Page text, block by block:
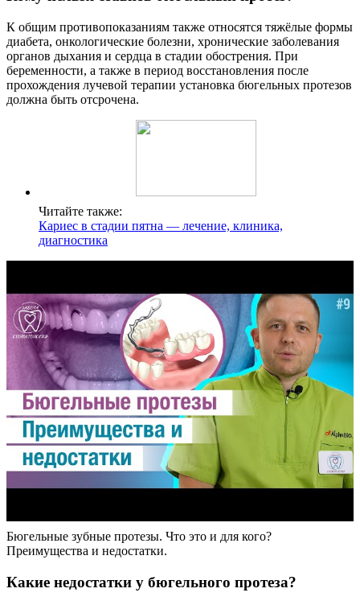
К общим противопоказаниям также относятся тяжёлые формы
диабета, онкологические болезни, хронические заболевания
органов дыхания и сердца в стадии обострения. При
беременности, а также в период восстановления после
прохождения лучевой терапии установка бюгельных протезов
должна быть отсрочена.
Читайте также:
Кариес в стадии пятна — лечение, клиника,
диагностика
Бюгельные зубные протезы. Что это и для кого?
Преимущества и недостатки.
Какие недостатки у бюгельного протеза?